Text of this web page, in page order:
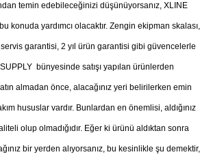
temin edebileceğinizi düşünüyorsanız, XLINE
konuda yardımcı olacaktır. Zengin ekipman skalası,
garantisi, 2 yıl ürün garantisi gibi güvencelerle
bünyesinde satışı yapılan ürünlerden
almadan önce, alacağınız yeri belirilerken emin
hususlar vardır. Bunlardan en önemlisi, aldığınız
olup olmadığıdır. Eğer ki ürünü aldıktan sonra
bir yerden alıyorsanız, bu kesinlikle şu demektir,